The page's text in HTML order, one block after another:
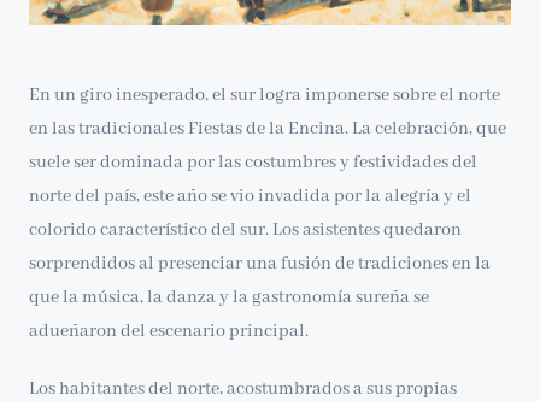
En un giro inesperado, el sur logra imponerse sobre el norte
en las tradicionales Fiestas de la Encina. La celebración, que
suele ser dominada por las costumbres y festividades del
norte del país, este año se vio invadida por la alegría y el
colorido característico del sur. Los asistentes quedaron
sorprendidos al presenciar una fusión de tradiciones en la
que la música, la danza y la gastronomía sureña se
adueñaron del escenario principal.
Los habitantes del norte, acostumbrados a sus propias